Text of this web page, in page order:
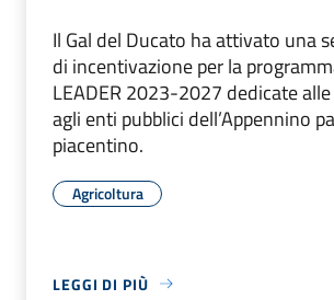
Il Gal del Ducato ha attivato una
di incentivazione per la
LEADER 2023-2027 dedicate
agli enti pubblici dell’Appennino
piacentino.
Agricoltura
LEGGI DI PIÙ